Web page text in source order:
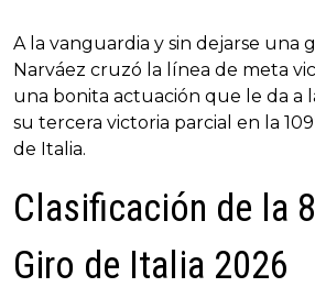
A la vanguardia y sin dejarse una
Narváez cruzó la línea de meta
una bonita actuación que le da a
su tercera victoria parcial en la
de Italia.
Clasificación de la
Giro de Italia 2026